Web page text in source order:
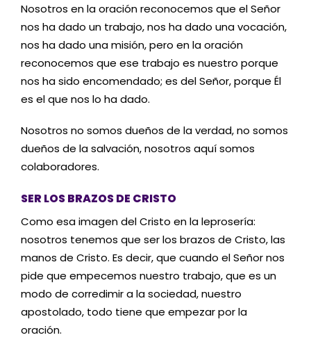
Nosotros en la oración reconocemos que el Señor
nos ha dado un trabajo, nos ha dado una vocación,
nos ha dado una misión, pero en la oración
reconocemos que ese trabajo es nuestro porque
nos ha sido encomendado; es del Señor, porque Él
es el que nos lo ha dado.
Nosotros no somos dueños de la verdad, no somos
dueños de la salvación, nosotros aquí somos
colaboradores.
SER LOS BRAZOS DE CRISTO
Como esa imagen del Cristo en la leprosería:
nosotros tenemos que ser los brazos de Cristo, las
manos de Cristo. Es decir, que cuando el Señor nos
pide que empecemos nuestro trabajo, que es un
modo de corredimir a la sociedad, nuestro
apostolado, todo tiene que empezar por la
oración.